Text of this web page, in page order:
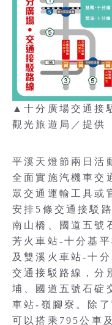
▲十分廣場交通接
觀光旅遊局／提供
平溪天燈節兩日活
全面實施汽機車交
眾交通運輸工具或
安排5條交通接駁
南山橋、國道五號
芳火車站-十分基
及雙溪火車站-十
交通接駁路線，分
埔、國道五號石碇
車站-嶺腳寮。除
可以搭乘795公車